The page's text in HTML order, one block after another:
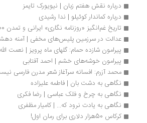
درباره نقش هفتم زبان | نیویورک تایمز
درباره کماندار کوئیلو | ندا رشیدی
تاریخ غم‌انگیز «روزنامه نگاری» ایرانی و تمدن 2500ساله!
عدالت در سرزمین پلیس‌های مخفی | آمنه دهشیری
پیرامون شازده حمام: گلهای ماه پرویز | نعمت الله فاضلی
پیرامون خوشه‌های خشم | احمد آفتابی
محمد آزرم: افسانه سرآغاز شعر مدرن فارسی نیست
نگاهی به دشت بان | فاطمه علیزاده
نگاهی به چرخ و فلک عباسی | رضا فکری
نگاهی به یادت نرود که... | کامیار مظفری
کرکاس 50هزار دلاری برای رمان اول!